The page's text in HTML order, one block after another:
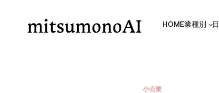
HOME業種別
小売業